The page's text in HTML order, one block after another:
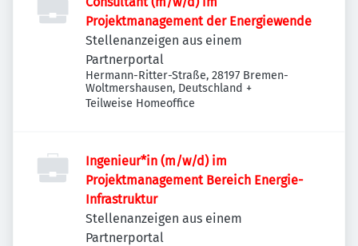
Projektmanagement der Energiewende
Stellenanzeigen aus einem
Partnerportal
Hermann-Ritter-Straße, 28197 Bremen-
Woltmershausen, Deutschland +
Teilweise Homeoffice
Ingenieur*in (m/w/d) im
Projektmanagement Bereich Energie-
Infrastruktur
Stellenanzeigen aus einem
Partnerportal